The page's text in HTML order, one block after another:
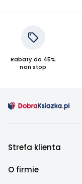
Rabaty do 45%
non stop
Strefa klienta
O firmie